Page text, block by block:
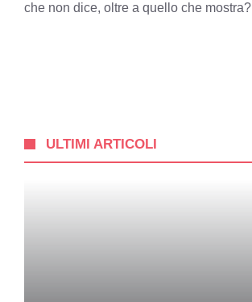
che non dice, oltre a quello che mostra?
ULTIMI ARTICOLI